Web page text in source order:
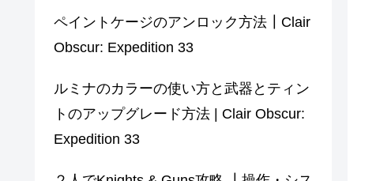
ペイントケージのアンロック方法┃Clair
Obscur: Expedition 33
ルミナのカラーの使い方と武器とティン
トのアップグレード方法 | Clair Obscur:
Expedition 33